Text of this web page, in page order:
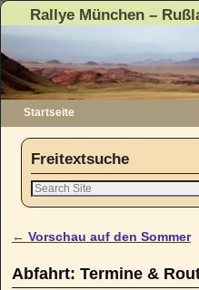
Rallye München –
Startseite
Zum Inhalt wechseln
Zum sekundären Inhalt wechseln
Freitextsuche
Artikelnavigation
← Vorschau auf den Sommer
Abfahrt: Termine &